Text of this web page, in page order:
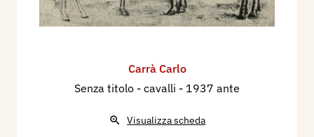
Carrà Carlo
Senza titolo - cavalli - 1937 ante
Visualizza scheda